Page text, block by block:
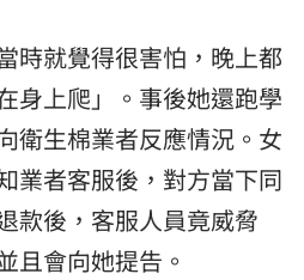
時就覺得很害怕，晚上都
身上爬」。事後她還跑學
衛生棉業者反應情況。女
業者客服後，對方當下同
款後，客服人員竟威脅
且會向她提告。